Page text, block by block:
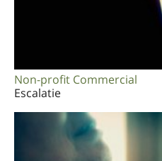
Non-profit Commercial
Escalatie